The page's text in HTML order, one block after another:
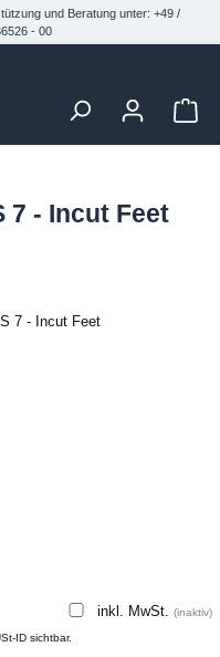
und Beratung unter: +49 /
- 00
7 - Incut Feet
inkl. MwSt. (inaktiv)
ID sichtbar.